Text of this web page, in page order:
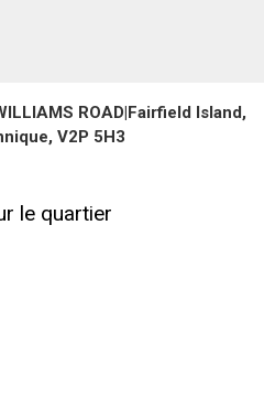
ROAD|Fairfield Island,
V2P 5H3
le quartier